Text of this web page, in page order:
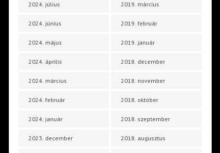
2024. július
2024. június
2024. május
2024. április
2024. március
2024. február
2024. január
2023. december
2019. március
2019. február
2019. január
2018. december
2018. november
2018. október
2018. szeptember
2018. augusztus